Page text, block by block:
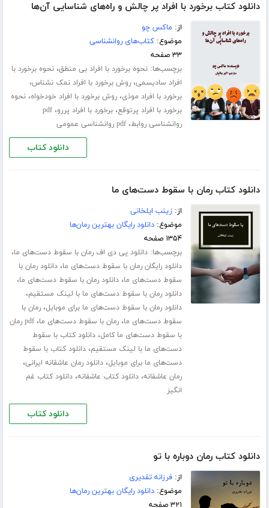
دانلود کتاب برخورد با افراد پر چالش و راه‌های شناسایی آن‌ها
از: ماکس چو
موضوع:کتاب‌های روانشناسی
۳۳ صفحه
برچسب‌ها:نحوه برخورد با افراد بی منطق،نحوه برخورد با
افراد سادیسمی،روش برخورد با افراد نمک نشناس،
برخورد با افراد موذی،روش برخورد با افراد خودخواه،نحوه
برخورد با افراد پرتوقع،برخورد با افراد پررو،pdf
روانشناسی روابط،pdf روانشناسی عمومی
دانلود کتاب
دانلود کتاب رمان با سقوط دست‌های ما
از:زینب ایلخانی
موضوع:دانلود رایگان بهترین رمان‌ها
۱۳۵۴ صفحه
برچسب‌ها:دانلود پی دی اف رمان با سقوط دست‌های ما،
دانلود رایگان رمان با سقوط دست‌های ما،دانلود رمان با
سقوط دست‌های ما،دانلود رمان با سقوط دست‌های ما،
دانلود رمان با سقوط دست‌های ما با لینک مستقیم،
دانلود رمان با سقوط دست‌های ما برای موبایل،رمان با
سقوط دست‌های ما،رمان با سقوط دست‌های ما،
pdf رمان
با سقوط دست‌های ما کامل،دانلود کتاب با سقوط
دست‌های ما با لینک مستقیم،دانلود کتاب با سقوط
دست‌های ما برای موبایل،دانلود رمان عاشقانه ایرانی،
رمان عاشقانه،دانلود کتاب عاشقانه،دانلود کتاب غم
انگیز
دانلود کتاب
دانلود کتاب رمان دوباره با تو
از:فرزانه تقدیری
موضوع:دانلود رایگان بهترین رمان‌ها
۳۲۱ صفحه